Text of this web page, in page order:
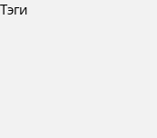
Тэги